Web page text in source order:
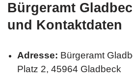
Bürgeramt
und Kontaktdaten
Adresse: Bürgeramt
Platz 2, 45964 Gladbeck